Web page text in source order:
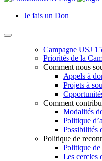
Je fais un Don
Campagne USJ
Priorités de la
Comment nous
Appels à
Projets à
Comment
Modalités
Politique
Possibilités
Politique de
Politique de
Les cercles